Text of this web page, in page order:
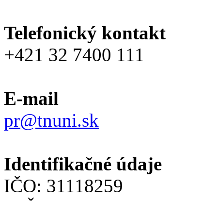
Telefonický kontakt
+421 32 7400 111
E-mail
pr@tnuni.sk
Identifikačné údaje
IČO: 31118259